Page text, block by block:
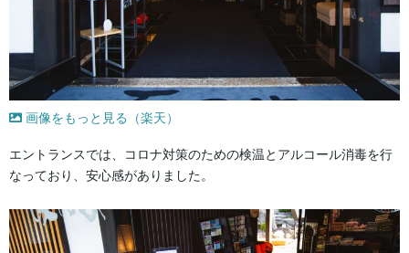
画像をもっと見る（楽天）
エントランスでは、コロナ対策のための検温とアルコール消毒を行
なっており、安心感がありました。